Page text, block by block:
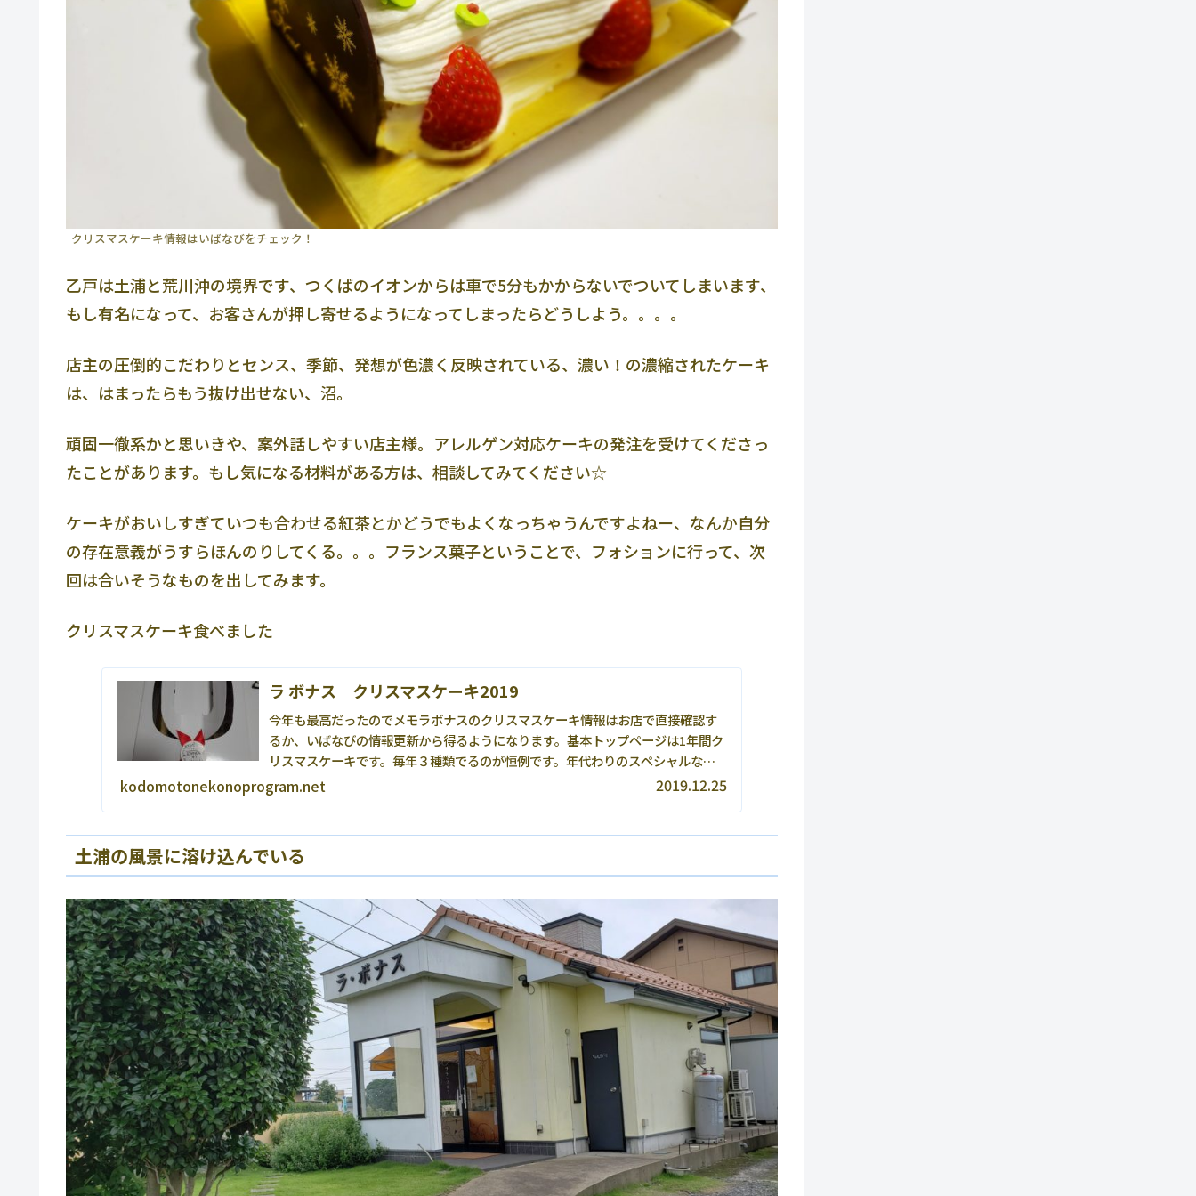
クリスマスケーキ情報はいばなびをチェック！
乙戸は土浦と荒川沖の境界です、つくばのイオンからは車で5分もかからないでついてしまいます、
もし有名になって、お客さんが押し寄せるようになってしまったらどうしよう。。。。
店主の圧倒的こだわりとセンス、季節、発想が色濃く反映されている、濃い！の濃縮されたケーキ
は、はまったらもう抜け出せない、沼。
頑固一徹系かと思いきや、案外話しやすい店主様。アレルゲン対応ケーキの発注を受けてくださっ
たことがあります。もし気になる材料がある方は、相談してみてください☆
ケーキがおいしすぎていつも合わせる紅茶とかどうでもよくなっちゃうんですよねー、なんか自分
の存在意義がうすらほんのりしてくる。。。フランス菓子ということで、フォションに行って、次
回は合いそうなものを出してみます。
クリスマスケーキ食べました
ラ ボナス クリスマスケーキ2019
今年も最高だったのでメモラボナスのクリスマスケーキ情報はお店で直接確認す
るか、いばなびの情報更新から得るようになります。基本トップページは1年間ク
リスマスケーキです。毎年３種類でるのが恒例です。年代わりのスペシャルなも
の、チョコのノエル、イ...
kodomotonekonoprogram.net 2019.12.25
土浦の風景に溶け込んでいる